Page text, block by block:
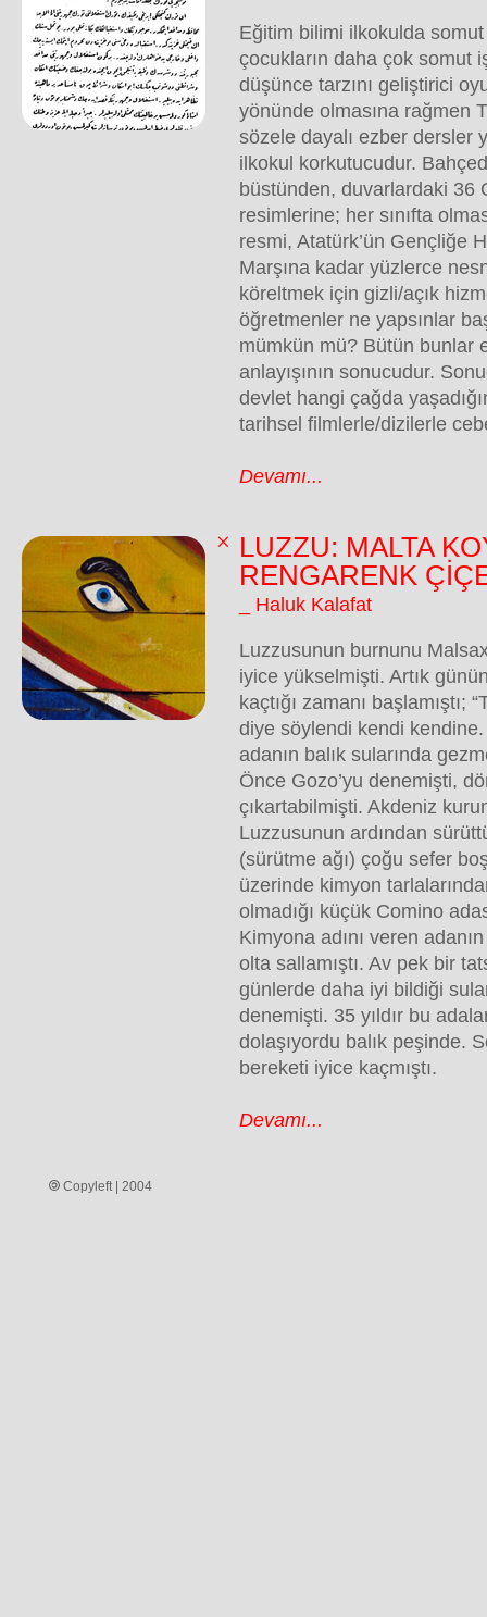
Eğitim bilimi ilkokulda
çocukların daha çok somut
düşünce tarzını geliştirici
yönünde olmasına rağmen
sözele dayalı ezber dersler
ilkokul korkutucudur.
büstünden, duvarlardaki 36
resimlerine; her sınıfta
resmi, Atatürk’ün Gençliğe
Marşına kadar yüzlerce
köreltmek için gizli/açık
öğretmenler ne yapsınlar
mümkün mü? Bütün bunlar
anlayışının sonucudur.
devlet hangi çağda
tarihsel filmlerle/dizilerle
Devamı...
LUZZU: MALTA
RENGARENK
_ Haluk Kalafat
Luzzusunun burnunu
iyice yükselmişti. Artık
kaçtığı zamanı başlamıştı;
diye söylendi kendi kendine.
adanın balık sularında
Önce Gozo’yu denemişti,
çıkartabilmişti. Akdeniz
Luzzusunun ardından
(sürütme ağı) çoğu sefer
üzerinde kimyon
olmadığı küçük Comino
Kimyona adını veren
olta sallamıştı. Av pek bir
günlerde daha iyi bildiği
denemişti. 35 yıldır bu
dolaşıyordu balık peşinde.
bereketi iyice kaçmıştı.
Devamı...
Copyleft | 2004